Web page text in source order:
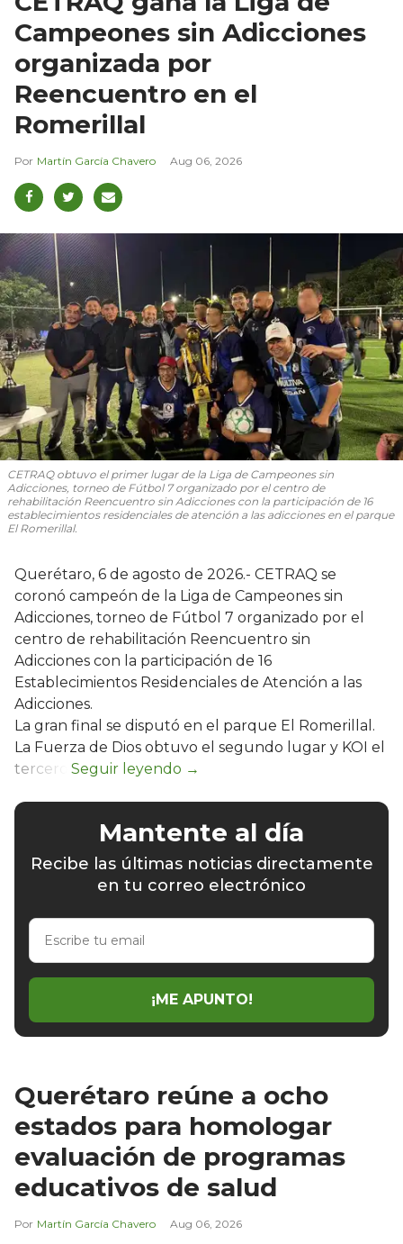
Campeones sin Adicciones
organizada por
Reencuentro en el
Romerillal
Martín García Chavero Aug 06, 2026
CETRAQ obtuvo el primer lugar de la Liga de Campeones sin
Adicciones, torneo de Fútbol 7 organizado por el centro de
rehabilitación Reencuentro sin Adicciones con la participación de 16
establecimientos residenciales de atención a las adicciones en el parque
El Romerillal.
Querétaro, 6 de agosto de 2026.- CETRAQ se
coronó campeón de la Liga de Campeones sin
Adicciones, torneo de Fútbol 7 organizado por el
centro de rehabilitación Reencuentro sin
Adicciones con la participación de 16
Establecimientos Residenciales de Atención a las
Adicciones.
La gran final se disputó en el parque El Romerillal.
La Fuerza de Dios obtuvo el segundo lugar y KOI el
tercero.
Mantente al día
Recibe las últimas noticias directamente
en tu correo electrónico
Escribe
email
¡ME APUNTO!
Querétaro reúne a ocho
estados para homologar
evaluación de programas
educativos de salud
Martín García Chavero Aug 06, 2026